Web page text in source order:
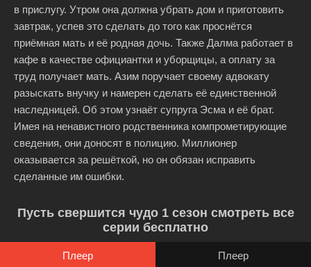
в прислугу. Утром она должна убрать дом и приготовить
завтрак, успев это сделать до того как проснётся
приёмная мать и её родная дочь. Также Далма работает в
кафе в качестве официантки и уборщицы, а оплату за
труд получает мать. Азим поручает своему адвокату
разыскать внучку и намерен сделать её единственной
наследницей. Об этом узнаёт супруга Эсма и её брат.
Имея на ненавистного родственника компрометирующие
сведения, они доносят в полицию. Миллионер
оказывается за решёткой, но он обязан исправить
сделанные им ошибки.
Пусть свершится чудо 1 сезон смотреть все
серии бесплатно
Плеер Плеер